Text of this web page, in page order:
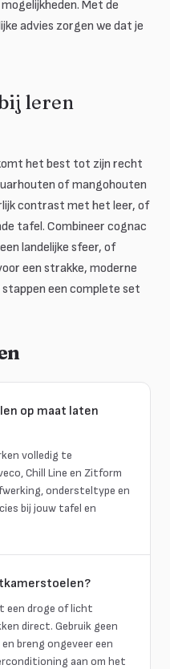
Met de
advies zorgen we dat je
leren
het best tot zijn recht
of mangohouten
contrast met het leer, of
tafel. Combineer cognac
landelijke sfeer, of
een strakke, moderne
een complete set
op maat laten
volledig te
Chill Line en Zitform
ondersteltype en
bij jouw tafel en
een droge of licht
direct. Gebruik geen
breng ongeveer een
aan om het